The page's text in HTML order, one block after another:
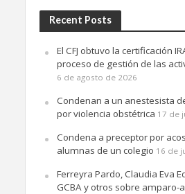
Recent Posts
El CFJ obtuvo la certificación
proceso de gestión de las
6 de agosto de 2026
Condenan a un anestesista
por violencia obstétrica 17 de
Condena a preceptor por
alumnas de un colegio 16 de
Ferreyra Pardo, Claudia Eva
GCBA y otros sobre amparo-